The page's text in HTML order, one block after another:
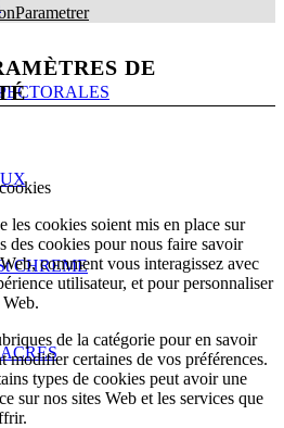
CHREME
Parametrer
DE
les cookies soient mis en place sur
des cookies pour nous faire savoir
comment vous interagissez avec
utilisateur, et pour personnaliser
de la catégorie pour en savoir
modifier certaines de vos préférences.
types de cookies peut avoir une
sur nos sites Web et les services que